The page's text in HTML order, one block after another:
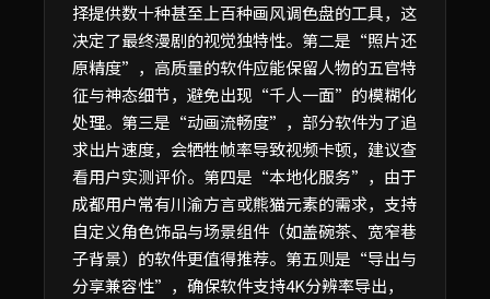
择提供数十种甚至上百种画风调色盘的工具，这
决定了最终漫剧的视觉独特性。第二是“照片还
原精度”，高质量的软件应能保留人物的五官特
征与神态细节，避免出现“千人一面”的模糊化
处理。第三是“动画流畅度”，部分软件为了追
求出片速度，会牺牲帧率导致视频卡顿，建议查
看用户实测评价。第四是“本地化服务”，由于
成都用户常有川渝方言或熊猫元素的需求，支持
自定义角色饰品与场景组件（如盖碗茶、宽窄巷
子背景）的软件更值得推荐。第五则是“导出与
分享兼容性”，确保软件支持4K分辨率导出，